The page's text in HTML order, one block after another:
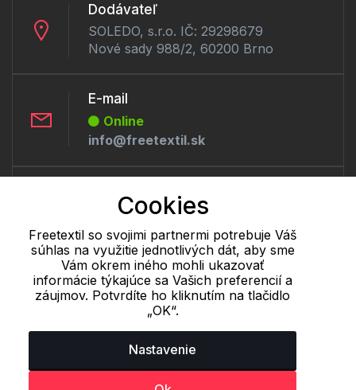
Dodávateľ
SOLEDO, s.r.o. IČ: 29298679
Nové sady 988/2, 60200 Brno
E-mail
Online
info@freetextil.sk
Offline
+421 277 270 056
Cookie - podrobné nastavenie| Ďalšie informácie|Spracovanie
osobných údajov
Cookies
Freetextil so svojimi partnermi potrebuje Váš
súhlas na využitie jednotlivých dát, aby sme
Vám okrem iného mohli ukazovať
informácie týkajúce sa Vašich preferencií a
záujmov. Potvrdíte ho kliknutím na tlačidlo
„OK“.
Nastavenie